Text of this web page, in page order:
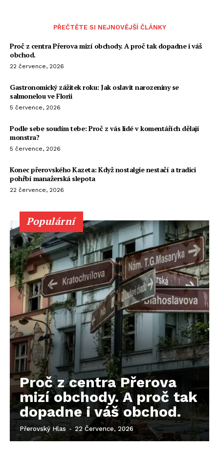
PŘEČTĚTE SI NEJNOVĚJŠÍ ČLÁNKY
Proč z centra Přerova mizí obchody. A proč tak dopadne i váš
obchod.
22 července, 2026
Gastronomický zážitek roku: Jak oslavit narozeniny se
salmonelou ve Florii
5 července, 2026
Podle sebe soudím tebe: Proč z vás lidé v komentářích dělají
monstra?
5 července, 2026
Konec přerovského Kazeta: Když nostalgie nestačí a tradici
pohřbí manažerská slepota
22 července, 2026
Populární
Proč z centra Přerova
mizí obchody. A proč tak
dopadne i váš obchod.
Přerovský Hlas - 22 Července, 2026